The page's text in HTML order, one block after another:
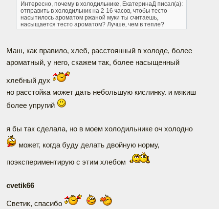
Интересно, почему в холодильнике, ЕкатеринаД писал(а):
отправить в холодильник на 2-16 часов, чтобы тесто
насытилось ароматом ржаной муки ты считаешь,
насыщается тесто ароматом? Лучше, чем в тепле?
Маш, как правило, хлеб, расстоянный в холоде, более
ароматный, у него, скажем так, более насыщенный
хлебный дух
но расстойка может дать небольшую кислинку. и мякиш
более упругий
я бы так сделала, но в моем холодильнике оч холодно
может, когда буду делать двойную норму,
поэкспериментирую с этим хлебом
cvetik66
Светик, спасибо